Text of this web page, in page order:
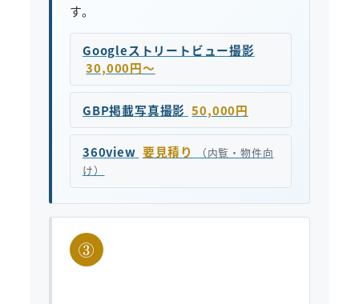
す。
Googleストリートビュー撮影
30,000円〜
GBP掲載写真撮影 50,000円
360view 要見積り
（内覧・物件向
け）
③